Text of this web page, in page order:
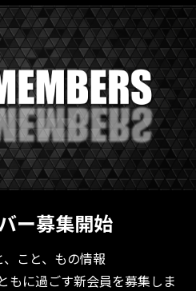
ー募集開始
こと、もの情報
もに過ごす新会員を募集しま